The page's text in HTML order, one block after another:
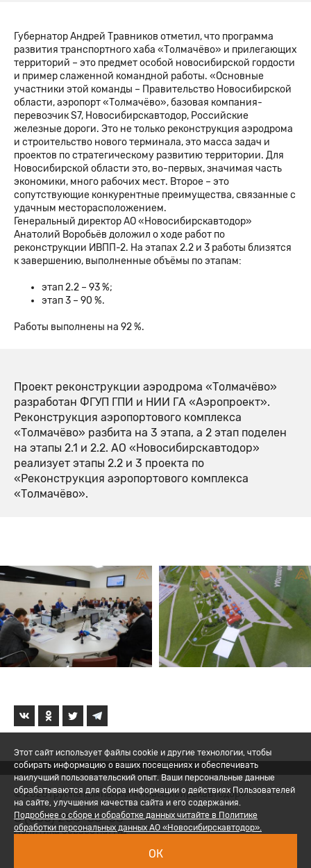
Губернатор Андрей Травников отметил, что программа
развития транспортного хаба «Толмачёво» и прилегающих
территорий – это предмет особой новосибирской гордости
и пример слаженной командной работы. «Основные
участники этой команды – Правительство Новосибирской
области, аэропорт «Толмачёво», базовая компания-
перевозчик S7, Новосибирскавтодор, Российские
железные дороги. Это не только реконструкция аэродрома
и строительство нового терминала, это масса задач и
проектов по стратегическому развитию территории. Для
Новосибирской области это, во-первых, значимая часть
экономики, много рабочих мест. Второе – это
сопутствующие конкурентные преимущества, связанные с
удачным месторасположением.
Генеральный директор АО «Новосибирскавтодор»
Анатолий Воробьёв доложил о ходе работ по
реконструкции ИВПП-2. На этапах 2.2 и 3 работы близятся
к завершению, выполненные объёмы по этапам:
этап 2.2 – 93 %;
этап 3 – 90 %.
Работы выполнены на 92 %.
Проект реконструкции аэродрома «Толмачёво»
разработан ФГУП ГПИ и НИИ ГА «Аэропроект».
Реконструкция аэропортового комплекса
«Толмачёво» разбита на 3 этапа, а 2 этап поделен
на этапы 2.1 и 2.2. АО «Новосибирскавтодор»
реализует этапы 2.2 и 3 проекта по
«Реконструкция аэропортового комплекса
«Толмачёво».
© 2026 Группа компаний «Новосибирскавтодор»
8 (800) 200-05-06
Политика обработки ПД
Этот сайт использует файлы cookie и другие технологии, чтобы
собирать информацию о ваших посещениях и обеспечивать
наилучший пользовательский опыт. Ваши персональные данные
обрабатываются для сбора информации о действиях Пользователей
на сайте, улучшения качества сайта и его содержания.
Подробнее о сборе и обработке данных читайте в Политике
обработки персональных данных АО «Новосибирскавтодор».
ОК